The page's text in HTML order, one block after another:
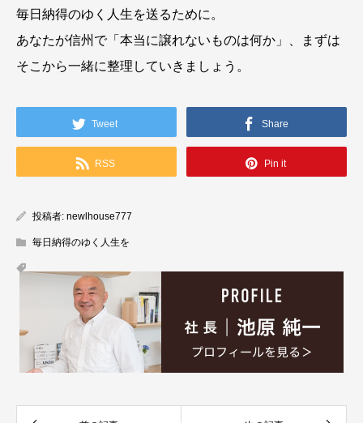
毎日納得のゆく人生を送るために。
あなたが信州で「本当に譲れないものは何か」、まずは
そこから一緒に整理していきましょう。
Tweet Share
RSS Pin it
投稿者: newlhouse777
毎日納得のゆく人生を